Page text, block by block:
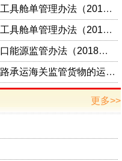
中华人民共和国海关进出境运输工具舱单管理办法（2018年修正
中华人民共和国海关进出境运输工具舱单管理办法（2017年修正
中华人民共和国海关管道运输进口能源监管办法（2018年修正本
中华人民共和国海关关于境内公路承运海关监管货物的运输企业及其
更多>>